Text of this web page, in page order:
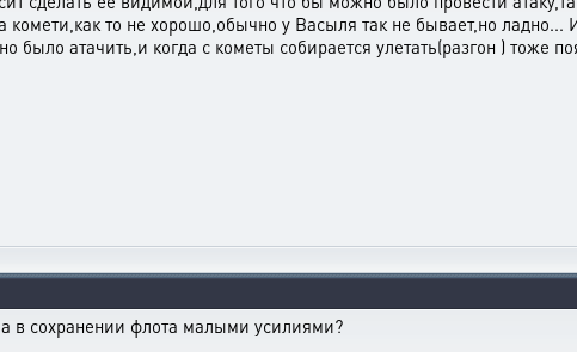
комети,как то не хорошо,обычно у Васыля так не бывает,но ладно...
было атачить,и когда с кометы собирается улетать(разгон ) тоже
в сохранении флота малыми усилиями?